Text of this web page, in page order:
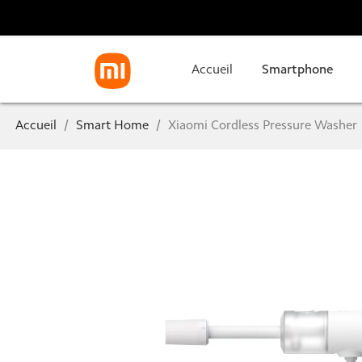
Accueil Smartphone
Accueil Smart Home Xiaomi Cordless Pressure Washer